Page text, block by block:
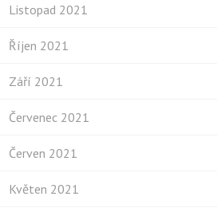
Listopad 2021
Říjen 2021
Září 2021
Červenec 2021
Červen 2021
Květen 2021